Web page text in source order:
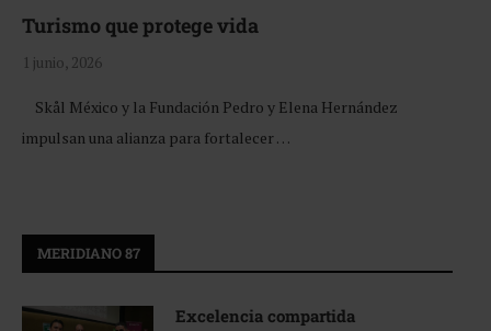
Turismo que protege vida
1 junio, 2026
Skål México y la Fundación Pedro y Elena Hernández
impulsan una alianza para fortalecer …
MERIDIANO 87
Excelencia compartida